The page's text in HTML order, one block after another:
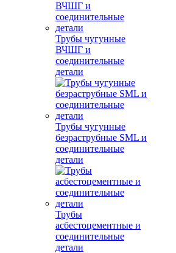
Трубы чугунные
ВЧШГ и
соединительные
детали
Трубы чугунные
безраструбные SML и
соединительные
детали
Трубы
асбестоцементные и
соединительные
детали